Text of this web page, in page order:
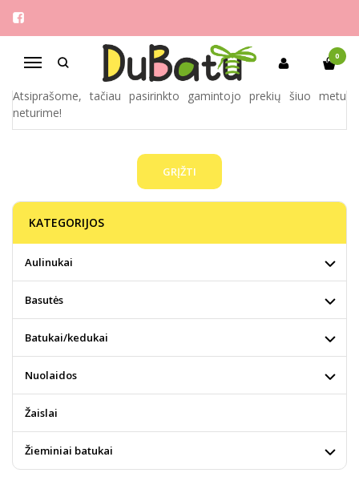
Navigacija
0
JOHNTOY
Pagrindinis Pirkite pagal gamintoją Johntoy
Atsiprašome, tačiau pasirinkto gamintojo prekių šiuo metu
neturime!
GRĮŽTI
KATEGORIJOS
Aulinukai
Basutės
Batukai/kedukai
Nuolaidos
Žaislai
Žieminiai batukai